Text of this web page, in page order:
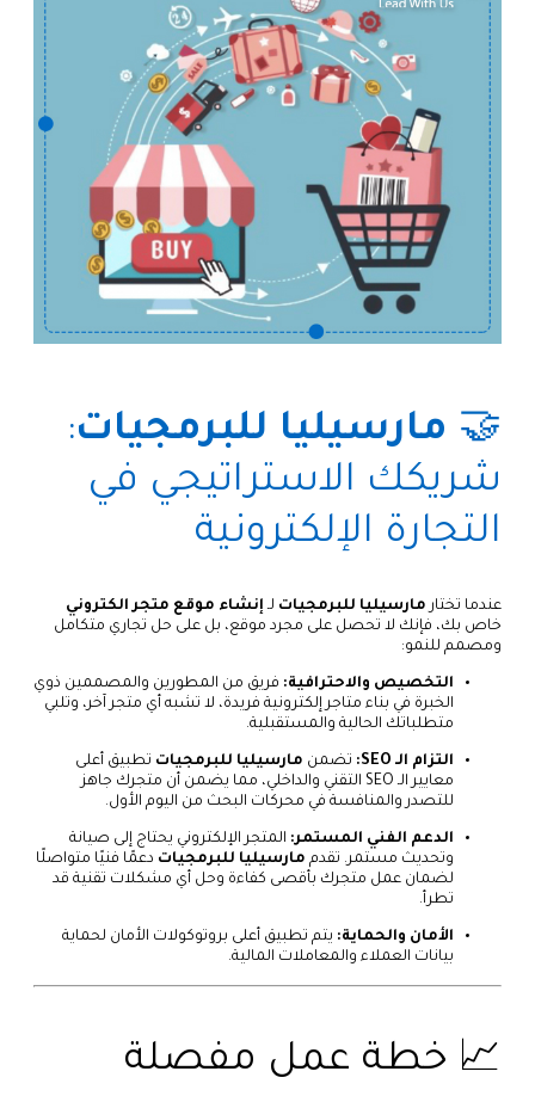
🤝 مارسيليا للبرمجيات:
شريكك الاستراتيجي في
التجارة الإلكترونية
عندما تختار مارسيليا للبرمجيات لـ إنشاء موقع متجر الكتروني
خاص بك، فإنك لا تحصل على مجرد موقع، بل على حل تجاري متكامل
ومصمم للنمو:
التخصيص والاحترافية: فريق من المطورين والمصممين ذوي
الخبرة في بناء متاجر إلكترونية فريدة، لا تشبه أي متجر آخر، وتلبي
متطلباتك الحالية والمستقبلية.
التزام الـ SEO: تضمن مارسيليا للبرمجيات تطبيق أعلى
معايير الـ SEO التقني والداخلي، مما يضمن أن متجرك جاهز
للتصدر والمنافسة في محركات البحث من اليوم الأول.
الدعم الفني المستمر: المتجر الإلكتروني يحتاج إلى صيانة
وتحديث مستمر. تقدم مارسيليا للبرمجيات دعمًا فنيًا متواصلًا
لضمان عمل متجرك بأقصى كفاءة وحل أي مشكلات تقنية قد
تطرأ.
الأمان والحماية: يتم تطبيق أعلى بروتوكولات الأمان لحماية
بيانات العملاء والمعاملات المالية.
📈 خطة عمل مفصلة